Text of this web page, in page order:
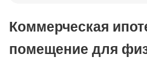
Коммерческая
помещение для